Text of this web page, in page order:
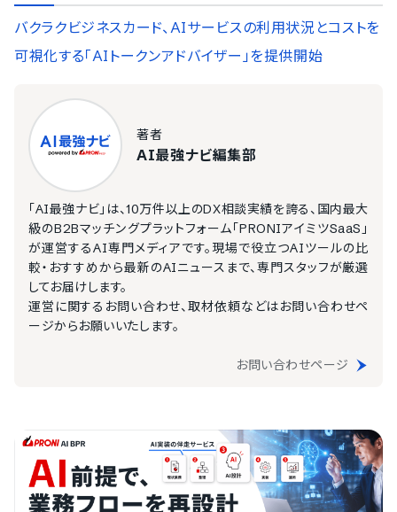
バクラクビジネスカード、AIサービスの利用状況とコストを
可視化する「AIトークンアドバイザー」を提供開始
著者
AI最強ナビ編集部
「AI最強ナビ」は、10万件以上のDX相談実績を誇る、国内最大
級のB2Bマッチングプラットフォーム「PRONIアイミツSaaS」
が運営するAI専門メディアです。現場で役立つAIツールの比
較・おすすめから最新のAIニュースまで、専門スタッフが厳選
してお届けします。
運営に関するお問い合わせ、取材依頼などはお問い合わせペ
ージからお願いいたします。
お問い合わせページ